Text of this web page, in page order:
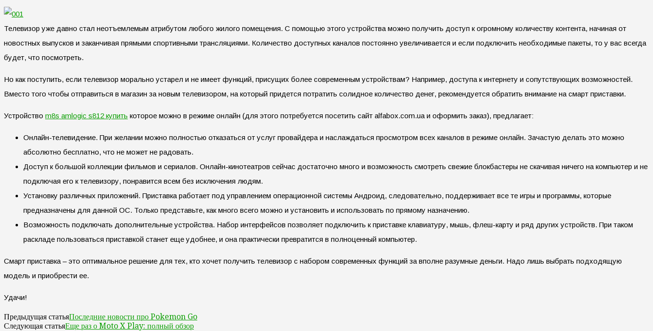
Телевизор уже давно стал неотъемлемым атрибутом любого жилого помещения. С помощью этого устройства можно получить доступ к огромному количеству контента, начиная от
новостных выпусков и заканчивая прямыми спортивными трансляциями. Количество доступных каналов постоянно увеличивается и если подключить необходимые пакеты, то у вас всегда
будет, что посмотреть.
Но как поступить, если телевизор морально устарел и не имеет функций, присущих более современным устройствам? Например, доступа к интернету и сопутствующих возможностей.
Вместо того чтобы отправиться в магазин за новым телевизором, на который придется потратить солидное количество денег, рекомендуется обратить внимание на смарт приставки.
Устройство m8s amlogic s812 купить которое можно в режиме онлайн (для этого потребуется посетить сайт alfabox.com.ua и оформить заказ), предлагает:
Онлайн-телевидение. При желании можно полностью отказаться от услуг провайдера и наслаждаться просмотром всех каналов в режиме онлайн. Зачастую делать это можно
абсолютно бесплатно, что не может не радовать.
Доступ к большой коллекции фильмов и сериалов. Онлайн-кинотеатров сейчас достаточно много и возможность смотреть свежие блокбастеры не скачивая ничего на компьютер и не
подключая его к телевизору, понравится всем без исключения людям.
Установку различных приложений. Приставка работает под управлением операционной системы Андроид, следовательно, поддерживает все те игры и программы, которые
предназначены для данной ОС. Только представьте, как много всего можно и установить и использовать по прямому назначению.
Возможность подключать дополнительные устройства. Набор интерфейсов позволяет подключить к приставке клавиатуру, мышь, флеш-карту и ряд других устройств. При таком
раскладе пользоваться приставкой станет еще удобнее, и она практически превратится в полноценный компьютер.
Смарт приставка – это оптимальное решение для тех, кто хочет получить телевизор с набором современных функций за вполне разумные деньги. Надо лишь выбрать подходящую
модель и приобрести ее.
Удачи!
Предыдущая статьяПоследние новости про Pokemon Go
Следующая статьяЕще раз о Moto X Play: полный обзор